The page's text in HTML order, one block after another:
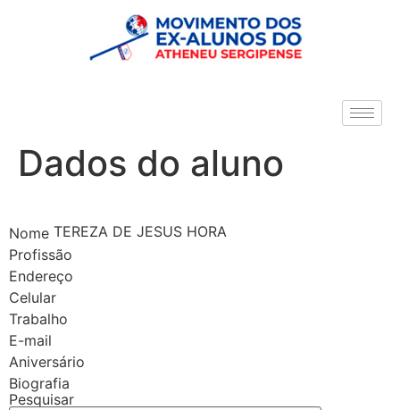
Dados do aluno
Nome TEREZA DE JESUS HORA
Profissão
Endereço
Celular
Trabalho
E-mail
Aniversário
Biografia
Pesquisar